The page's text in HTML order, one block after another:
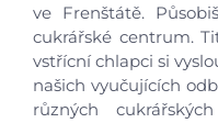
ve Frenštátě.
cukrářské centrum.
vstřícní chlapci si
našich vyučujících
různých